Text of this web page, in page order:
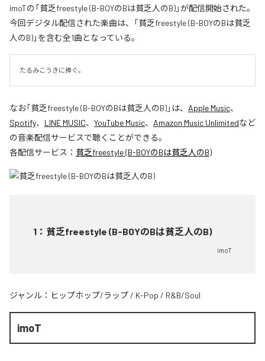
imoTの「貧乏freestyle (B-BOYのBは貧乏人のB)」が配信開始された。
今回デジタル配信された楽曲は、「貧乏freestyle (B-BOYのBは貧乏
人のB)」を含む全1曲となっている。
たるみこうきに捧ぐ。
なお「貧乏freestyle (B-BOYのBは貧乏人のB)」は、 Apple Music、
Spotify、 LINE MUSIC、 YouTube Music、 Amazon Music Unlimitedなど
の音楽配信サービスで聴くことができる。
各配信サービス： 貧乏freestyle (B-BOYのBは貧乏人のB)
1 ： 貧乏freestyle (B-BOYのBは貧乏人のB)
imoT
ジャンル： ヒップホップ/ラップ / K-Pop / R&B/Soul
imoT